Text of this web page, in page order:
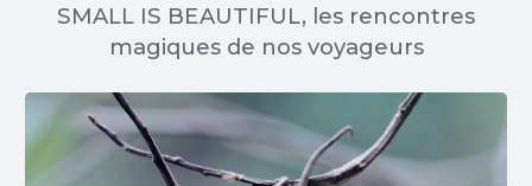
SMALL IS BEAUTIFUL, les rencontres
magiques de nos voyageurs